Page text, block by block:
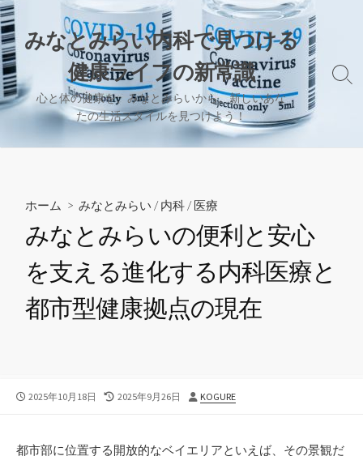
コ
ン
テ
ン
ツ
へ
キ
みなとみらい内科で見つける
健康ライフの新常識
心と体の健康を、みなとみらいから。新しいあな
たの生活スタイルを見つけよう！
検
ホーム > みなとみらい /内科 /医療
みなとみらいの便利と安心
を支える進化する内科医療と
都市型健康拠点の現在
公
2025年10月18日
最
新
2025年9月26日
投
KOGURE
都市部に位置する開放的なベイエリアといえば、その景観だ